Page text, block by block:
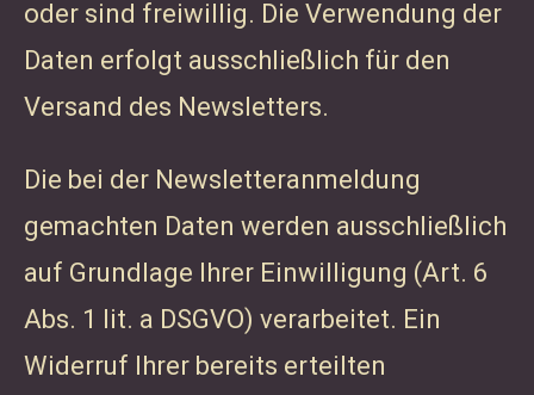
oder sind freiwillig. Die Verwendung der
Daten erfolgt ausschließlich für den
Versand des Newsletters.
Die bei der Newsletteranmeldung
gemachten Daten werden ausschließlich
auf Grundlage Ihrer Einwilligung (Art. 6
Abs. 1 lit. a DSGVO) verarbeitet. Ein
Widerruf Ihrer bereits erteilten